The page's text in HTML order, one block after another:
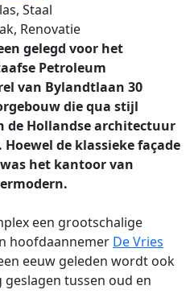
Staal
Renovatie
gelegd voor het
Petroleum
van Bylandtlaan 30
die qua stijl
de Hollandse architectuur
Hoewel de klassieke façade
het kantoor van
een grootschalige
hoofdaannemer De Vries
eeuw geleden wordt ook
tussen oud en